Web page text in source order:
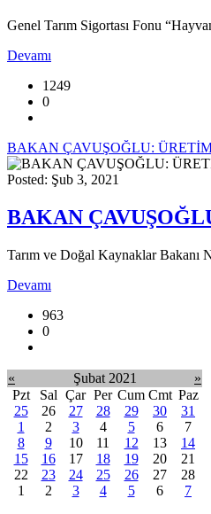
Genel Tarım Sigortası Fonu
Devamı
1249
0
BAKAN ÇAVUŞOĞLU:
Posted: Şub 3, 2021
BAKAN
Tarım ve Doğal Kaynaklar Bakanı
Devamı
963
0
« Şubat 2021
»
Pzt
Sal Çar Per Cum Cmt Paz
25
26 27 28 29 30
31
1
2 3 4 5 6
7
8
9 10 11 12 13
14
15
16 17 18 19 20
21
22
23 24 25 26 27
28
1
2 3 4 5 6 7